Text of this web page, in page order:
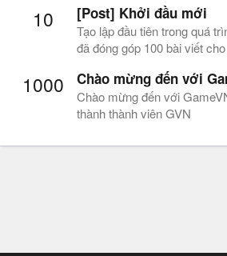
10 [Post] Khởi đầu mới
Tạo lập đầu tiên trong quá
đã đóng góp 100 bài viết
1000 Chào mừng đến với
Chào mừng đến với
thành thành viên GVN